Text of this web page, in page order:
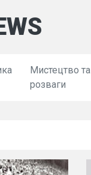
Мистецтво та
розваги